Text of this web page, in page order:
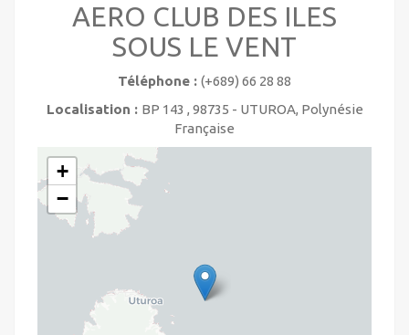
AERO CLUB DES ILES
SOUS LE VENT
Téléphone : (+689) 66 28 88
Localisation : BP 143 , 98735 - UTUROA, Polynésie
Française
+
−